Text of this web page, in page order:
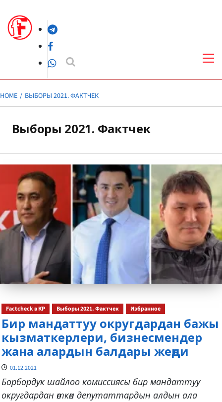
content
Telegram
Facebook
WhatsApp
HOME ВЫБОРЫ 2021. ФАКТЧЕК
Выборы 2021. Фактчек
Factcheck в КР Выборы 2021. Фактчек Избранное
Бир мандаттуу округдардан бажы
кызматкерлери, бизнесмендер
жана алардын балдары жеңди
01.12.2021
Борбордук шайлоо комиссиясы бир мандаттуу
округдардан өткөн депутаттардын алдын ала